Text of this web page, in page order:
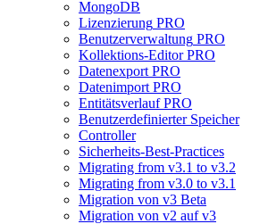
MongoDB
Lizenzierung PRO
Benutzerverwaltung PRO
Kollektions-Editor PRO
Datenexport PRO
Datenimport PRO
Entitätsverlauf PRO
Benutzerdefinierter Speicher
Controller
Sicherheits-Best-Practices
Migrating from v3.1 to v3.2
Migrating from v3.0 to v3.1
Migration von v3 Beta
Migration von v2 auf v3